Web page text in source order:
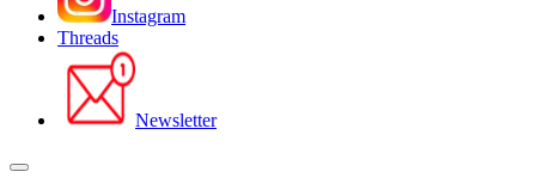
Instagram
Threads
Newsletter